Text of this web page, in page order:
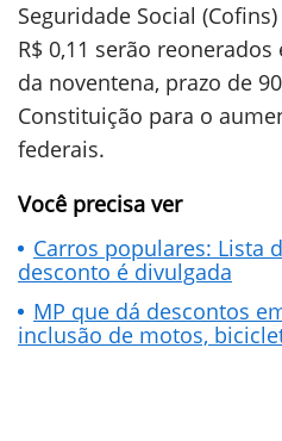
Seguridade Social
R$ 0,11 serão
da noventena, prazo de
Constituição para o
federais.
Você precisa ver
Carros populares: Lista
desconto é divulgada
MP que dá descontos
inclusão de motos,